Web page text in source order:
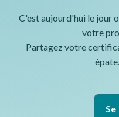
C'est aujourd'hui le jour
votre
Partagez votre